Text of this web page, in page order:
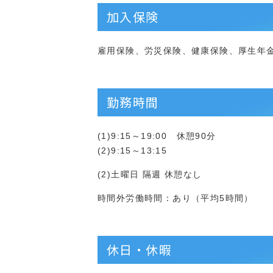
加入保険
雇用保険、労災保険、健康保険、厚生年
勤務時間
(1)9:15～19:00 休憩90分
(2)9:15～13:15
(2)土曜日 隔週 休憩なし
時間外労働時間：あり（平均5時間）
休日・休暇